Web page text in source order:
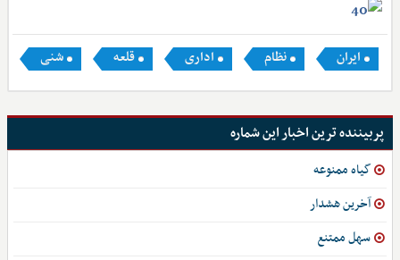
ایران نظام اداری قلعه شنی
پربیننده ترین اخبار این شماره
گیاه ممنوعه
آخرین هشدار
سهل ممتنع